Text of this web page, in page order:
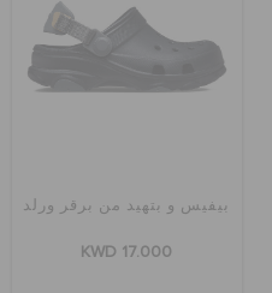
بيفيس و بتهيد من برقر ورلد
KWD 17.000